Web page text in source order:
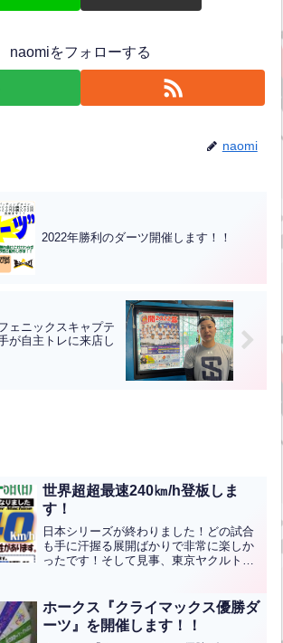
naomiをフォローする
naomi
2022年勝利のダーツ開催します！！
ェニックスキャプテ
が自主トレに来店し
世界超超最速240㎞/h登板しま
す！
日本シリーズが終わりました！どの試合
も手に汗握る展開ばかりで非常に楽しか
ったです！そして見事、東京ヤクルトス
しまして、世界超超最速240㎞/h登板しま
す！12月1日(水...全文はクリック
ホークス『クライマックス優勝ダ
ーツ』を開催します！！